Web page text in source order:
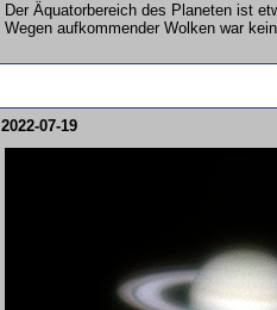
Der Äquatorbereich des Planeten ist
Wegen aufkommender Wolken war
2022-07-19